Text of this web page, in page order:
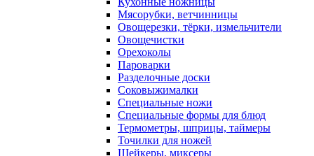
Мясорубки, ветчинницы
Овощерезки, тёрки, измельчители
Овощечистки
Орехоколы
Пароварки
Разделочные доски
Соковыжималки
Специальные ножи
Специальные формы для блюд
Термометры, шприцы, таймеры
Точилки для ножей
Шейкеры, миксеры